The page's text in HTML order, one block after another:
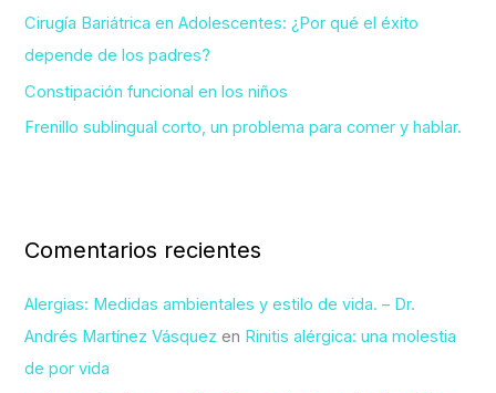
:Cirugía Bariátrica en Adolescentes: ¿Por qué el éxito
depende de los padres?
Constipación funcional en los niños
Frenillo sublingual corto, un problema para comer y hablar.
Comentarios recientes
Alergias: Medidas ambientales y estilo de vida. – Dr.
Andrés Martínez Vásquez en Rinitis alérgica: una molestia
de por vida